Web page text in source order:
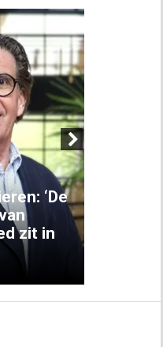
‘De
zit in
Next